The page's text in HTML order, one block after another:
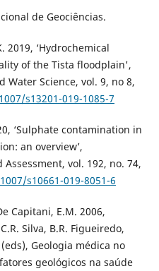
de Geociências.
2019, ‘Hydrochemical
of the Tista floodplain',
Water Science, vol. 9, no 8,
s13201-019-1085-7
‘Sulphate contamination in
an overview’,
vol. 192, no. 74,
s10661-019-8051-6
Capitani, E.M. 2006,
Silva, B.R. Figueiredo,
Geologia médica no
geológicos na saúde